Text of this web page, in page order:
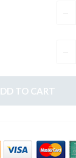
FRANÇAIS